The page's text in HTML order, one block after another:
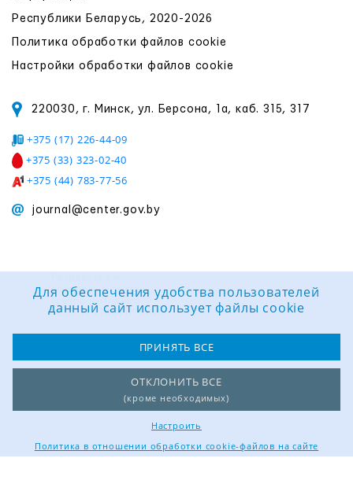
Республики Беларусь, 2020-2026
Политика обработки файлов cookie
Настройки обработки файлов cookie
220030, г. Минск, ул. Берсона, 1а, каб. 315, 317
+375 (17) 226-44-09
+375 (33) 323-02-40
+375 (44) 783-77-56
journal@center.gov.by
поддержка сайта:
Группа компаний
«ЦВР «ОКТЯБРЬСКИЙ»
Для обеспечения удобства пользователей
данный сайт использует файлы cookie
ПРИНЯТЬ ВСЕ
ОТКЛОНИТЬ ВСЕ
(кроме необходимых)
Настроить
Политика в отношении обработки cookie-файлов на сайте